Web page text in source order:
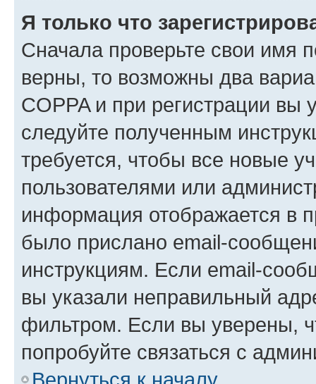
Я только что
Сначала проверьте свои имя
верны, то возможны два
COPPA и при регистрации вы
следуйте полученным
требуется, чтобы все новые
пользователями или
информация отображается в
было прислано email-
инструкциям. Если email-
вы указали неправильный
фильтром. Если вы уверены,
попробуйте связаться с
Вернуться к началу